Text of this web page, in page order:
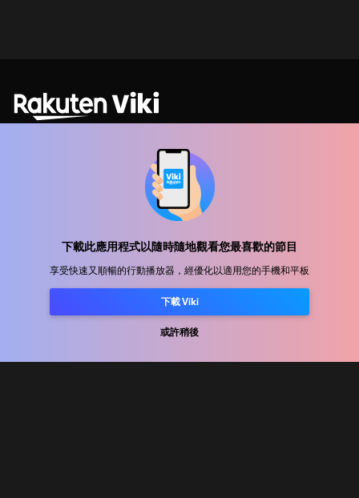
下載此應用程式以隨時隨地觀看您最喜歡的節目
享受快速又順暢的行動播放器，經優化以適用您的手機和平板
下載 Viki
或許稍後